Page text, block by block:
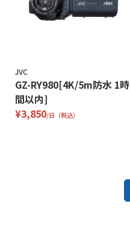
JVC
GZ-RY980[4K/5m防水 1時
間以内]
¥3,850/日（税込）